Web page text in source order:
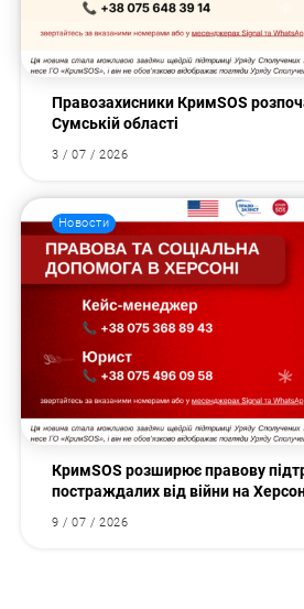
Правозахисники КримSOS
Сумській області
3 / 07 / 2026
Новости
КримSOS розширює правову
постраждалих від війни на
9 / 07 / 2026